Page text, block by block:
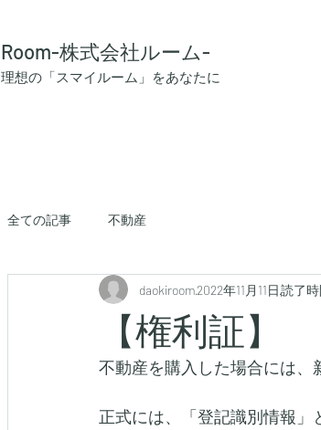
Room-株式会社ルーム-
理想の「スマイルーム」をあなたに
全ての記事 不動産
【権利証】
daokiroom2022年11月11日読了
不動産を購入した場合には、
正式には、「登記識別情報